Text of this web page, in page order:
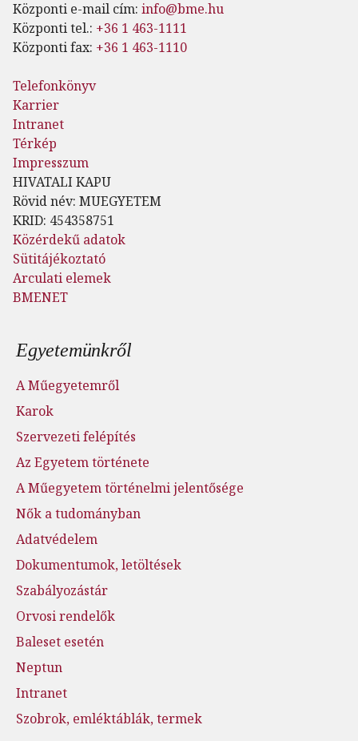
Központi e-mail cím: info@bme.hu
Központi tel.: +36 1 463-1111
Központi fax: +36 1 463-1110
Telefonkönyv
Karrier
Intranet
Térkép
Impresszum
HIVATALI KAPU
Rövid név: MUEGYETEM
KRID: 454358751
Közérdekű adatok
Sütitájékoztató
Arculati elemek
BMENET
Lábléc menü
Egyetemünkről
A Műegyetemről
Karok
Szervezeti felépítés
Az Egyetem története
A Műegyetem történelmi jelentősége
Nők a tudományban
Adatvédelem
Dokumentumok, letöltések
Szabályozástár
Orvosi rendelők
Baleset esetén
Neptun
Intranet
Szobrok, emléktáblák, termek